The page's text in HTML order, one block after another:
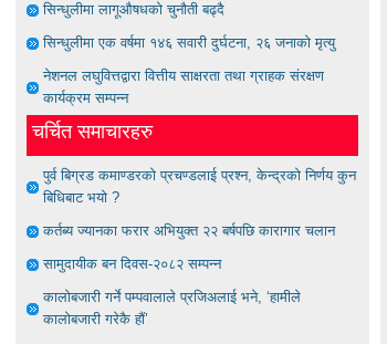
सिन्धुलीमा लागूऔषधको चुनौती बढ्दै
सिन्धुलीमा एक वर्षमा १४६ सवारी दुर्घटना, २६ जनाको मृत्यु
नेशनल लघुवित्तद्वारा वित्तीय साक्षरता तथा ग्राहक संरक्षण
कार्यक्रम सम्पन्न
चर्चित समाचारहरु
पुर्व बिग्रड कमाण्डरकाे प्रचण्डलाई प्रश्न, केन्द्रको निर्णय कुन
बिधिबाट भयाे ?
कर्तब्य ज्यानका फरार अभियुक्त २२ बर्षपछि कारागार चलान
सामुदायीक बन दिवस-२०८२ सम्पन्न
कालोबजारी गर्ने पम्पवालाले प्रजिअलाई भने, ‘हामीले
कालोबजारी गरेकै हौं’